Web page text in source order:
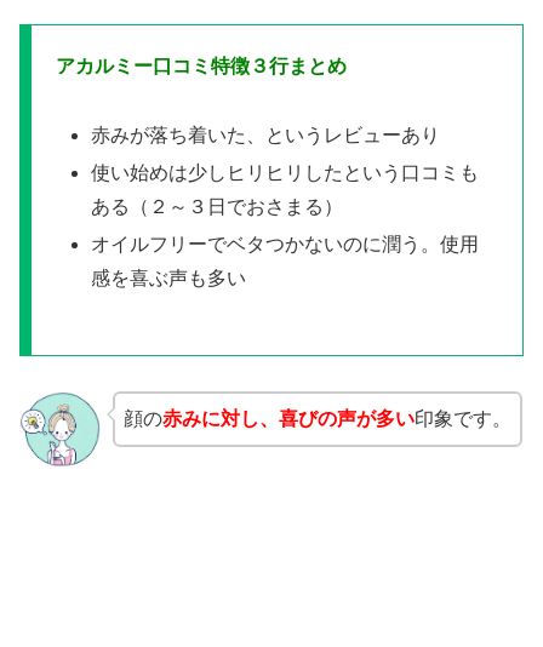
アカルミー口コミ特徴３行まとめ
赤みが落ち着いた、というレビューあり
使い始めは少しヒリヒリしたという口コミも
ある（２～３日でおさまる）
オイルフリーでベタつかないのに潤う。使用
感を喜ぶ声も多い
顔の赤みに対し、喜びの声が多い印象です。